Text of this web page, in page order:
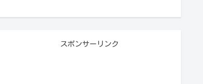
スポンサーリンク